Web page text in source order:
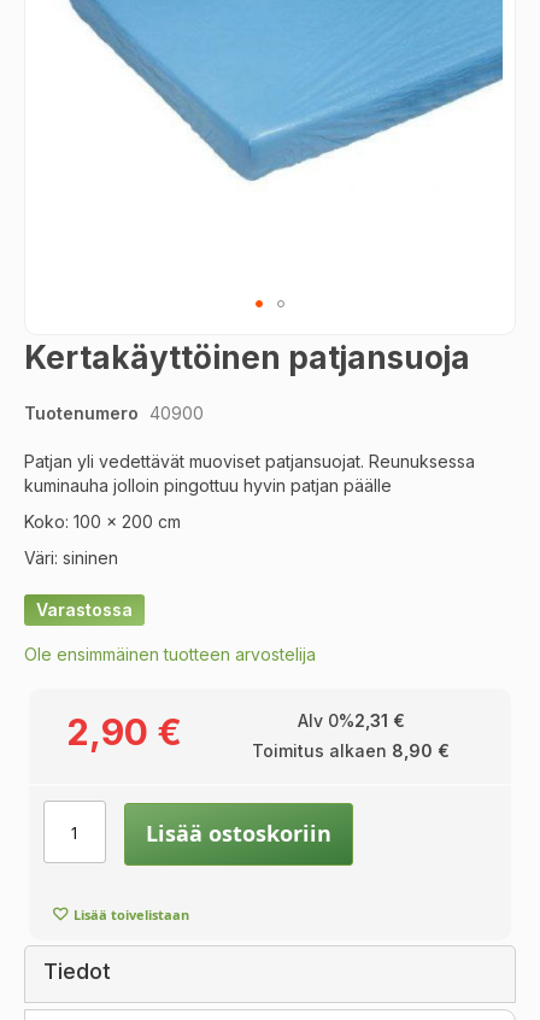
Skip
to
beginning
the
images
gallery
Kertakäyttöinen patjansuoja
Tuotenumero 40900
Patjan yli vedettävät muoviset patjansuojat. Reunuksessa
kuminauha jolloin pingottuu hyvin patjan päälle
Koko: 100 x 200 cm
Väri: sininen
Varastossa
Ole ensimmäinen tuotteen arvostelija
2,90 € Alv 0%2,31 €
Toimitus alkaen 8,90 €
Lisää ostoskoriin
Lisää toivelistaan
Tiedot